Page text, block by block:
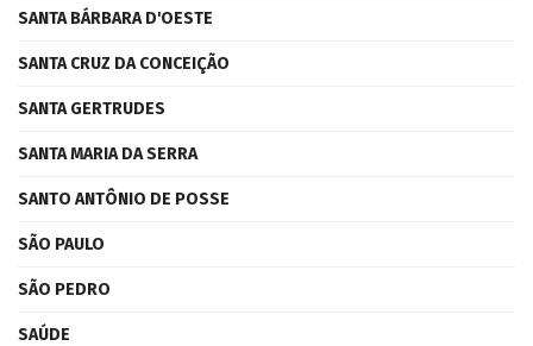
SANTA BÁRBARA D'OESTE
SANTA CRUZ DA CONCEIÇÃO
SANTA GERTRUDES
SANTA MARIA DA SERRA
SANTO ANTÔNIO DE POSSE
SÃO PAULO
SÃO PEDRO
SAÚDE